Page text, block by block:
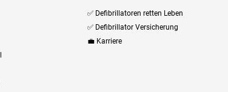
✅ Defibrillatoren retten Leben
✅ Defibrillator Versicherung
💼 Karriere